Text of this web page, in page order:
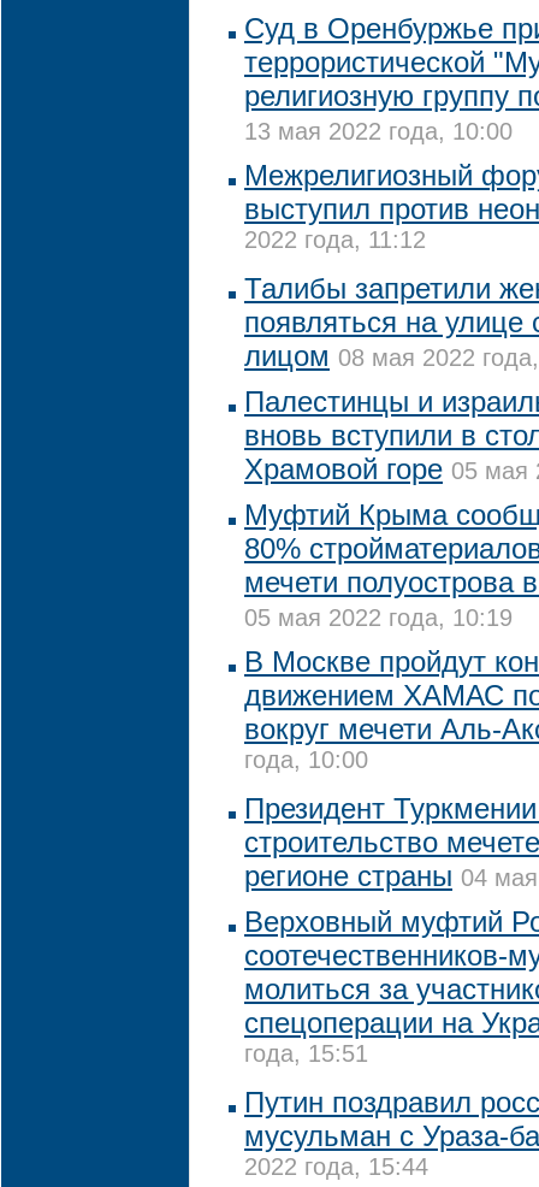
Суд в Оренбуржье
террористической
религиозную группу
13 мая 2022 года, 10:00
Межрелигиозный
выступил против
2022 года, 11:12
Талибы запретили
появляться на улице
лицом 08 мая 2022
Палестинцы и
вновь вступили в
Храмовой горе 05 мая
Муфтий Крыма
80%
мечети полуострова
05 мая 2022 года, 10:19
В Москве пройдут
движением ХАМАС
вокруг мечети Аль-
года, 10:00
Президент
строительство
регионе страны 04
Верховный муфтий
соотечественников-
молиться за
спецоперации на
года, 15:51
Путин поздравил
мусульман с Ураза-
2022 года, 15:44